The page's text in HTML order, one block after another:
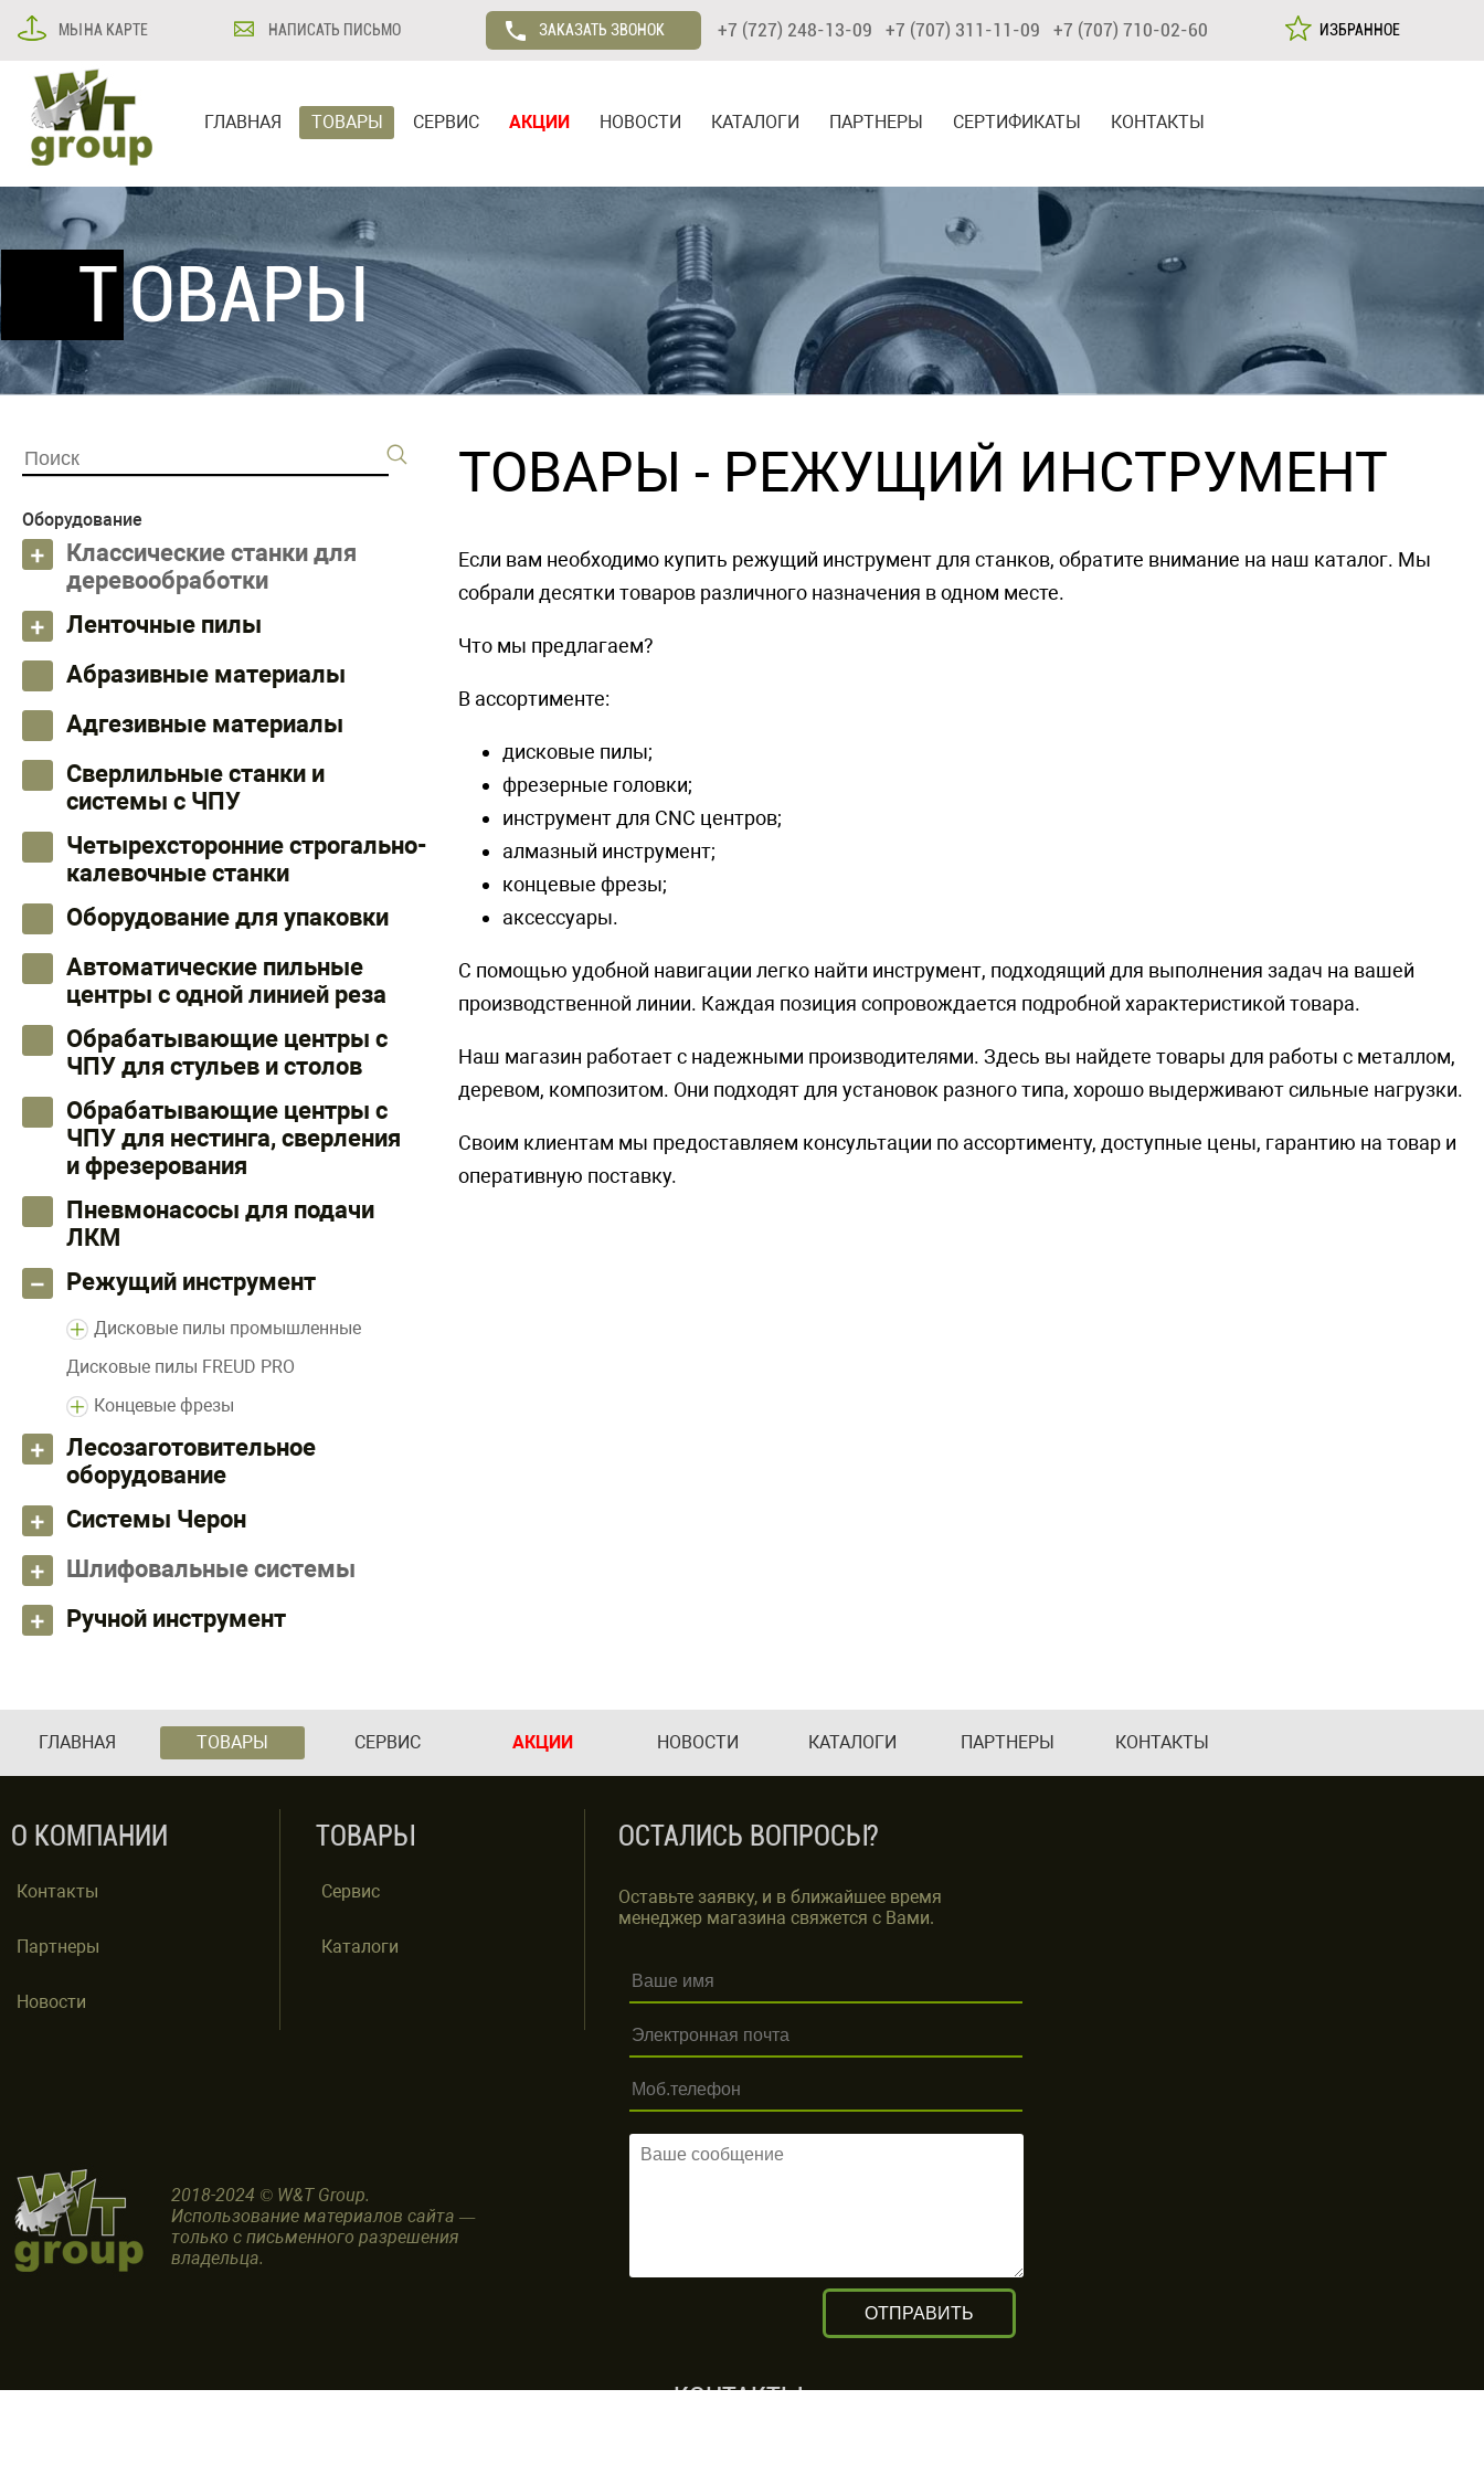
МЫ НА КАРТЕ НАПИСАТЬ ПИСЬМО ЗАКАЗАТЬ ЗВОНОК +7 (727) 248-13-09 +7 (707) 311-11-09 +7 (707) 710-02-60 ИЗБРАННОЕ
ГЛАВНАЯ ТОВАРЫ СЕРВИС АКЦИИ НОВОСТИ КАТАЛОГИ ПАРТНЕРЫ СЕРТИФИКАТЫ КОНТАКТЫ
ТОВАРЫ
Оборудование
Классические станки для
деревообработки
Ленточные пилы
Абразивные материалы
Адгезивные материалы
Сверлильные станки и
системы с ЧПУ
Четырехсторонние строгально-
калевочные станки
Оборудование для упаковки
Автоматические пильные
центры с одной линией реза
Обрабатывающие центры с
ЧПУ для стульев и столов
Обрабатывающие центры с
ЧПУ для нестинга, сверления
и фрезерования
Пневмонасосы для подачи
ЛКМ
Режущий инструмент
Дисковые пилы промышленные
Дисковые пилы FREUD PRO
Концевые фрезы
Лесозаготовительное
оборудование
Системы Черон
Шлифовальные системы
Ручной инструмент
ТОВАРЫ - РЕЖУЩИЙ ИНСТРУМЕНТ
Если вам необходимо купить режущий инструмент для станков, обратите внимание на наш каталог. Мы
собрали десятки товаров различного назначения в одном месте.
Что мы предлагаем?
В ассортименте:
дисковые пилы;
фрезерные головки;
инструмент для CNC центров;
алмазный инструмент;
концевые фрезы;
аксессуары.
С помощью удобной навигации легко найти инструмент, подходящий для выполнения задач на вашей
производственной линии. Каждая позиция сопровождается подробной характеристикой товара.
Наш магазин работает с надежными производителями. Здесь вы найдете товары для работы с металлом,
деревом, композитом. Они подходят для установок разного типа, хорошо выдерживают сильные нагрузки.
Своим клиентам мы предоставляем консультации по ассортименту, доступные цены, гарантию на товар и
оперативную поставку.
ГЛАВНАЯ ТОВАРЫ СЕРВИС АКЦИИ НОВОСТИ КАТАЛОГИ ПАРТНЕРЫ КОНТАКТЫ
О КОМПАНИИ
Контакты
Партнеры
Новости
ТОВАРЫ
Сервис
Каталоги
2018-2024 © W&T Group.
Использование материалов сайта —
только с письменного разрешения
владельца.
ОСТАЛИСЬ ВОПРОСЫ?
Оставьте заявку, и в ближайшее время
менеджер магазина свяжется с Вами.
КОНТАКТЫ